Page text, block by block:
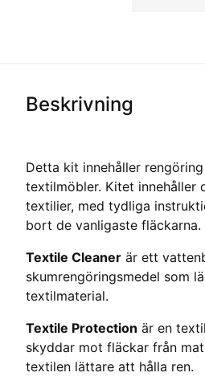
Beskrivning
Detta kit innehåller
textilmöbler. Kitet innehåller
textilier, med tydliga
bort de vanligaste fläckarna.
Textile Cleaner är ett
skumrengöringsmedel som
textilmaterial.
Textile Protection är en
skyddar mot fläckar från
textilen lättare att hålla ren.